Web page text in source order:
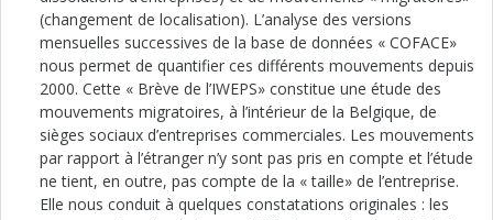
(changement de localisation). L’analyse des versions
mensuelles successives de la base de données « COFACE»
nous permet de quantifier ces différents mouvements depuis
2000. Cette « Brève de l’IWEPS» constitue une étude des
mouvements migratoires, à l’intérieur de la Belgique, de
sièges sociaux d’entreprises commerciales. Les mouvements
par rapport à l’étranger n’y sont pas pris en compte et l’étude
ne tient, en outre, pas compte de la « taille» de l’entreprise.
Elle nous conduit à quelques constatations originales : les